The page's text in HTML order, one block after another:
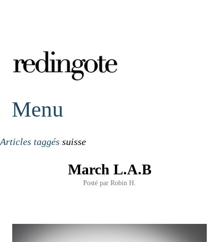
redingote.
Menu
Articles taggés suisse
March L.A.B
Posté par Robin H.